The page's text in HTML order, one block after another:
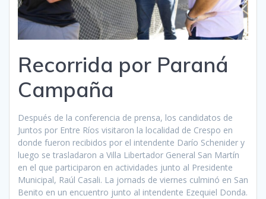
Recorrida por Paraná
Campaña
Después de la conferencia de prensa, los candidatos de
Juntos por Entre Ríos visitaron la localidad de Crespo en
donde fueron recibidos por el intendente Darío Schenider y
luego se trasladaron a Villa Libertador General San Martín
en el que participaron en actividades junto al Presidente
Municipal, Raúl Casali. La jornads de viernes culminó en San
Benito en un encuentro junto al intendente Ezequiel Donda.